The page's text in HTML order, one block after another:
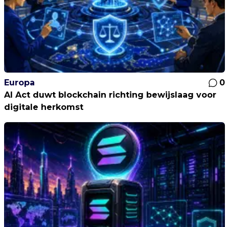
Europa
0
AI Act duwt blockchain richting bewijslaag voor
digitale herkomst